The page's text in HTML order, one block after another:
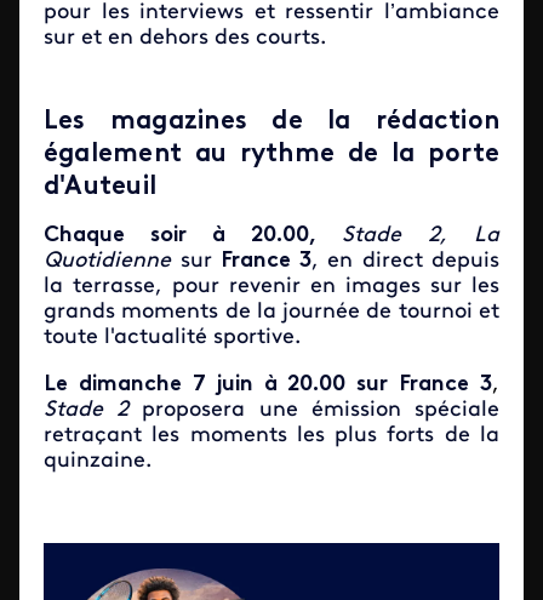
pour les interviews et ressentir l’ambiance
sur et en dehors des courts.
Les magazines de la rédaction
également au rythme de la porte
d'Auteuil
Chaque soir à 20.00, Stade 2, La
Quotidiennesur France 3, en direct depuis
la terrasse, pour revenir en images sur les
grands moments de la journée de tournoi et
toute l'actualité sportive.
Le dimanche 7 juin à 20.00 sur France 3,
Stade 2proposera une émission spéciale
retraçant les moments les plus forts de la
quinzaine.